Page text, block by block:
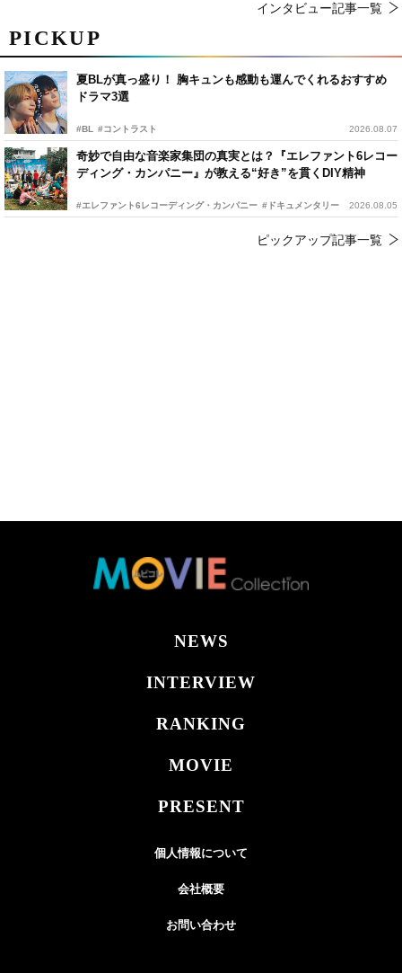
PICKUP
夏BLが真っ盛り！ 胸キュンも感動も運んでくれるおすすめ
ドラマ3選
#BL #コントラスト 2026.08.07
奇妙で自由な音楽家集団の真実とは？『エレファント6レコー
ディング・カンパニー』が教える“好き”を貫くDIY精神
#エレファント6レコーディング・カンパニー #ドキュメンタリー 2026.08.05
ピックアップ記事一覧
インタビュー記事一覧
NEWS
INTERVIEW
RANKING
MOVIE
PRESENT
個人情報について
会社概要
お問い合わせ